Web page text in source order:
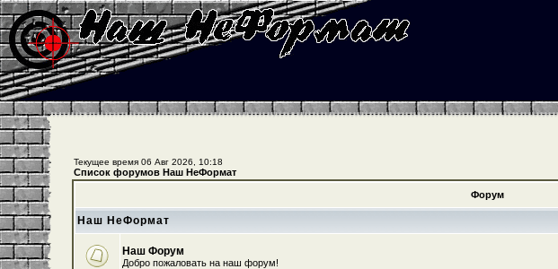
Текущее время 06 Авг 2026, 10:18
Список форумов Наш НеФормат
Форум
Наш НеФормат
Наш Форум
Добро пожаловать на наш форум!